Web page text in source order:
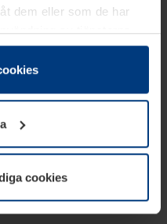
dem eller som de har
av tjänsterna.
enhet, om de är
den här webbplatsen.
ändra eller återkalla i
Dataskyddsförklaring
cookies